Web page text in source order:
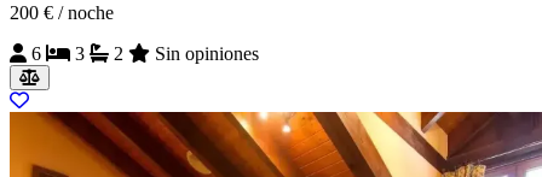
200 € / noche
6
3 2 Sin opiniones